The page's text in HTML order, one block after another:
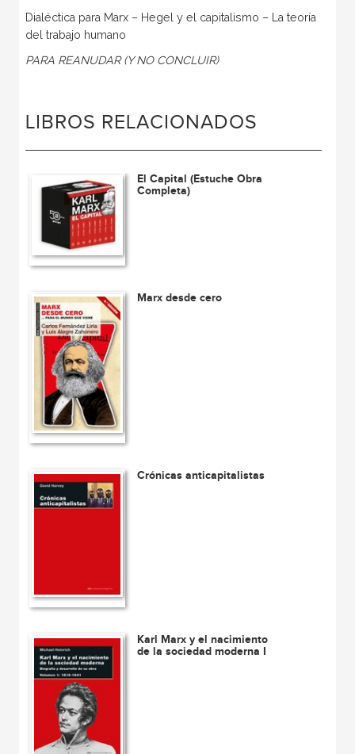
Dialéctica para Marx – Hegel y el capitalismo – La teoría
del trabajo humano
PARA REANUDAR (Y NO CONCLUIR)
LIBROS RELACIONADOS
El Capital (Estuche Obra
Completa)
Marx desde cero
Crónicas anticapitalistas
Karl Marx y el nacimiento
de la sociedad moderna I